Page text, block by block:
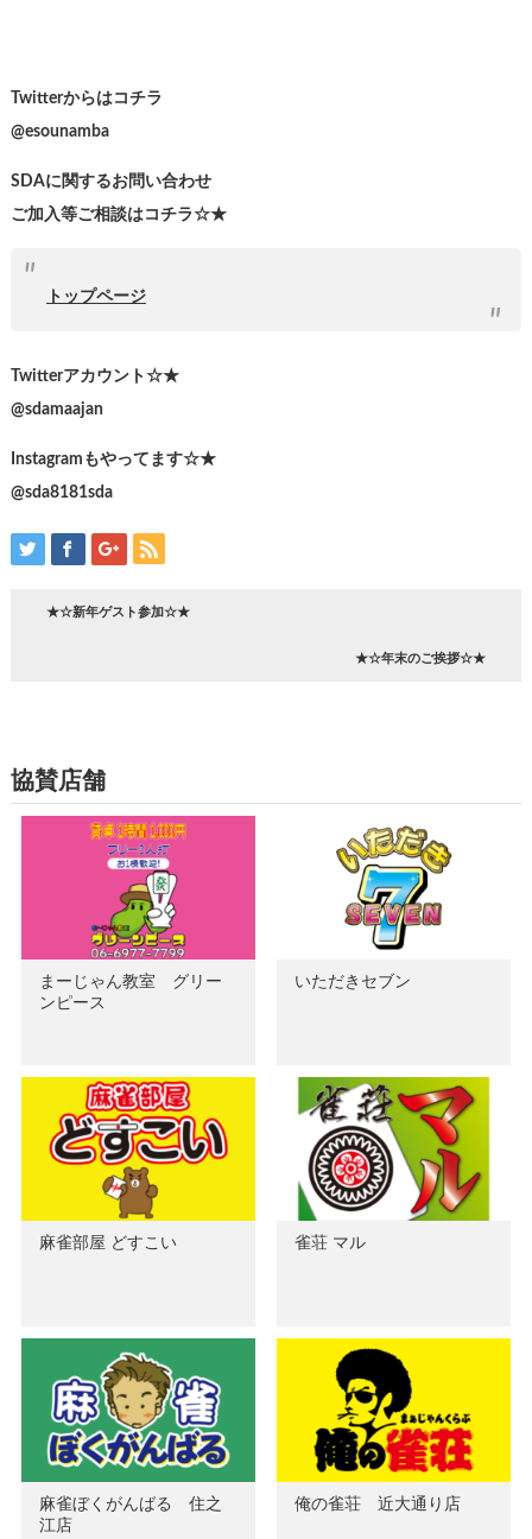
Twitterからはコチラ
@esounamba
SDAに関するお問い合わせ
ご加入等ご相談はコチラ☆★
トップページ
Twitterアカウント☆★
@sdamaajan
Instagramもやってます☆★
@sda8181sda
★☆新年ゲスト参加☆★
★☆年末のご挨拶☆★
協賛店舗
まーじゃん教室 グリー
ンピース
いただきセブン
麻雀部屋 どすこい 雀荘 マル
麻雀ぼくがんばる 住之
江店
俺の雀荘 近大通り店